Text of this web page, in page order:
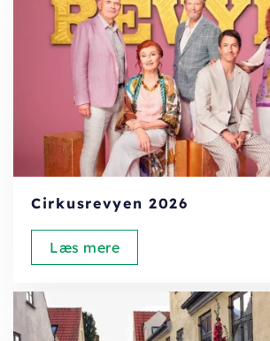
Cirkusrevyen 2026
Læs mere